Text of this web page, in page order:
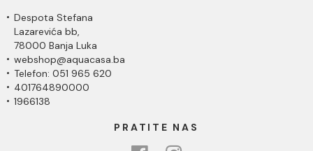
Despota Stefana
Lazarevića bb,
78000 Banja Luka
webshop@aquacasa.ba
Telefon: 051 965 620
401764890000
1966138
PRATITE NAS